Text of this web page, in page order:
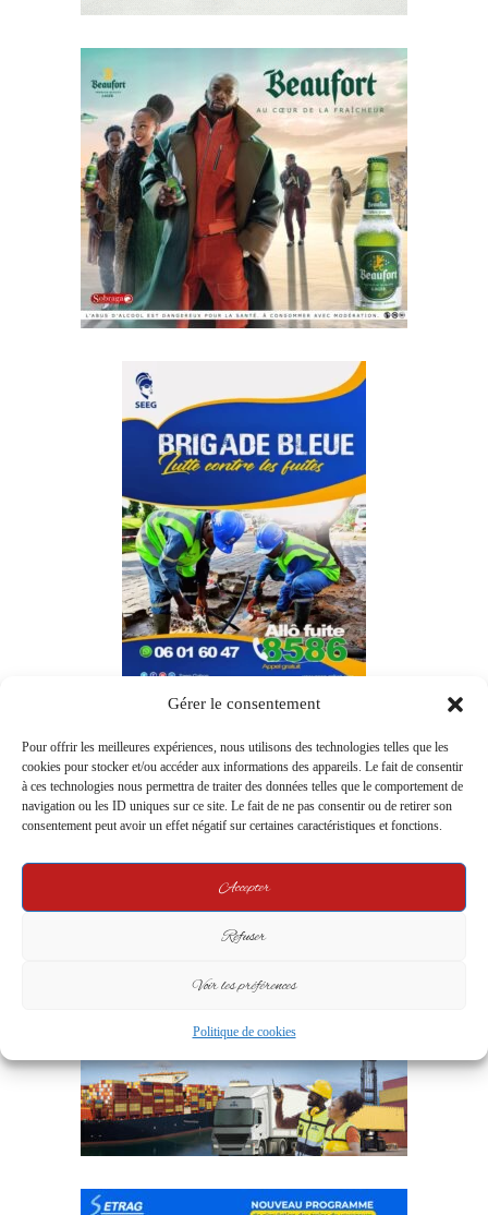
Gérer le consentement
Pour offrir les meilleures expériences, nous utilisons des technologies telles que les
cookies pour stocker et/ou accéder aux informations des appareils. Le fait de consentir
à ces technologies nous permettra de traiter des données telles que le comportement de
navigation ou les ID uniques sur ce site. Le fait de ne pas consentir ou de retirer son
consentement peut avoir un effet négatif sur certaines caractéristiques et fonctions.
Accepter
Refuser
Voir les préférences
Politique de cookies